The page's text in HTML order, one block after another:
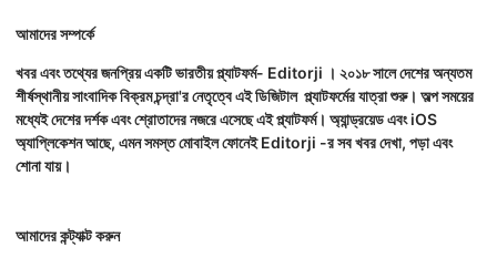
আমাদের সম্পর্কে
খবর এবং তথ্যের জনপ্রিয় একটি ভারতীয় প্ল্যাটফর্ম- Editorji । ২০১৮ সালে দেশের অন্যতম
শীর্ষস্থানীয় সাংবাদিক বিক্রম চন্দ্রা'র নেতৃত্বে এই ডিজিটাল প্ল্যাটফর্মের যাত্রা শুরু। অল্প সময়ের
মধ্যেই দেশের দর্শক এবং শ্রোতাদের নজরে এসেছে এই প্ল্যাটফর্ম। অ্যান্ড্রয়েড এবং iOS
অ্যাপ্লিকেশন আছে, এমন সমস্ত মোবাইল ফোনেই Editorji -র সব খবর দেখা, পড়া এবং
শোনা যায়।
আমাদের কন্ট্যাক্ট করুন